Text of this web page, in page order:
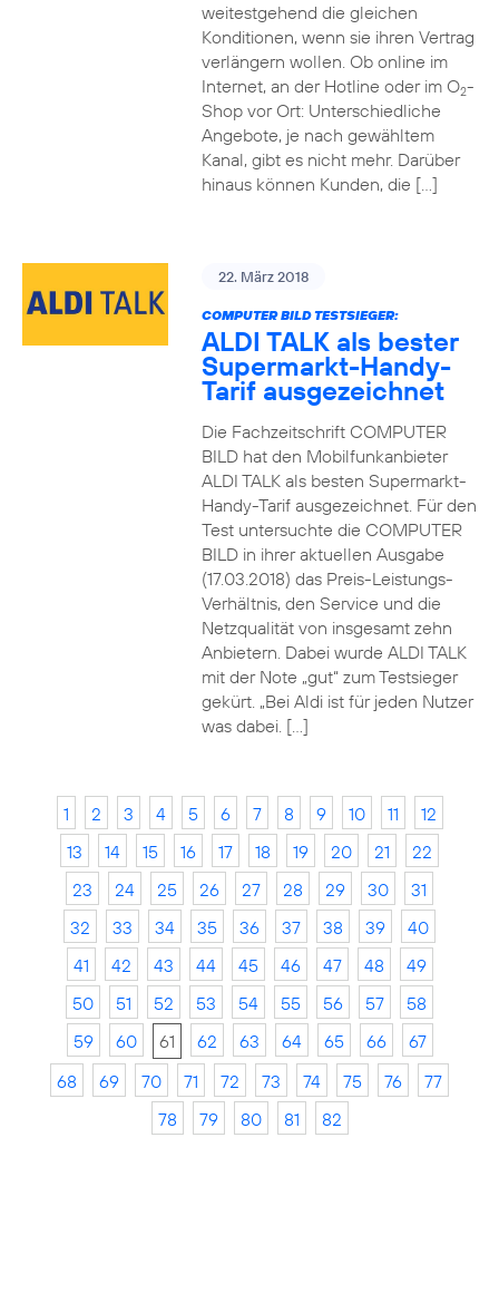
weitestgehend die gleichen
Konditionen, wenn sie ihren Vertrag
verlängern wollen. Ob online im
Internet, an der Hotline oder im O2-
Shop vor Ort: Unterschiedliche
Angebote, je nach gewähltem
Kanal, gibt es nicht mehr. Darüber
hinaus können Kunden, die […]
22. März 2018
COMPUTER BILD TESTSIEGER:
ALDI TALK als bester
Supermarkt-Handy-
Tarif ausgezeichnet
Die Fachzeitschrift COMPUTER
BILD hat den Mobilfunkanbieter
ALDI TALK als besten Supermarkt-
Handy-Tarif ausgezeichnet. Für den
Test untersuchte die COMPUTER
BILD in ihrer aktuellen Ausgabe
(17.03.2018) das Preis-Leistungs-
Verhältnis, den Service und die
Netzqualität von insgesamt zehn
Anbietern. Dabei wurde ALDI TALK
mit der Note „gut“ zum Testsieger
gekürt. „Bei Aldi ist für jeden Nutzer
was dabei. […]
1 2 3 4 5 6 7 8 9 10 11
12
13
14 15 16 17 18 19 20 21
22
23
24 25 26 27 28 29 30
31
32
33 34 35 36 37 38 39
40
41
42 43 44 45 46 47 48
49
50
51 52 53 54 55 56 57
58
59
60 61 62 63 64 65 66
67
68
69 70 71 72 73 74 75 76
77
78
79 80 81 82